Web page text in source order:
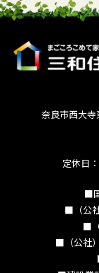
奈良市西大寺
定休日
■
■（公
■
■（公社